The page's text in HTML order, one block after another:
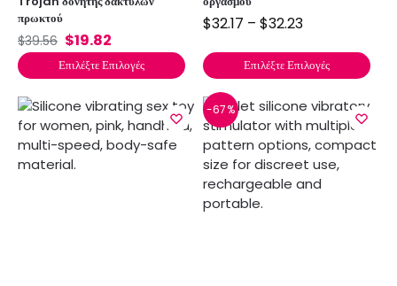
πρωκτού
$39.56 $19.82
Επιλέξτε Επιλογές
$32.17 – $32.23
Επιλέξτε Επιλογές
-67%